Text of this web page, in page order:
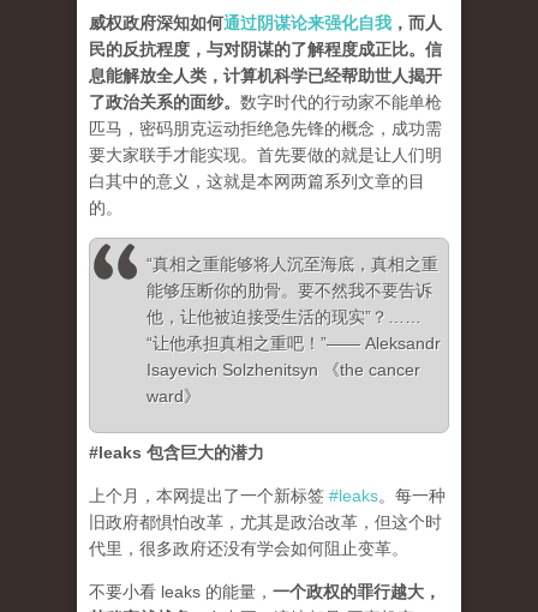
威权政府深知如何通过阴谋论来强化自我 ，而人
民的反抗程度，与对阴谋的了解程度成正比。信
息能解放全人类，计算机科学已经帮助世人揭开
了政治关系的面纱。 数字时代的行动家不能单枪
匹马，密码朋克运动拒绝急先锋的概念，成功需
要大家联手才能实现。首先要做的就是让人们明
白其中的意义，这就是本网两篇系列文章的目
的。
“真相之重能够将人沉至海底，真相之重
能够压断你的肋骨。要不然我不要告诉
他，让他被迫接受生活的现实”？……
“让他承担真相之重吧！”—— Aleksandr
Isayevich Solzhenitsyn 《the cancer
ward》
#leaks 包含巨大的潜力
上个月，本网提出了一个新标签 #leaks。每一种
旧政府都惧怕改革，尤其是政治改革，但这个时
代里，很多政府还没有学会如何阻止变革。
不要小看 leaks 的能量， 一个政权的罪行越大，